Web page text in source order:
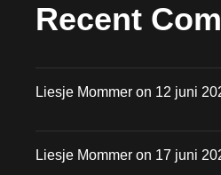
Recent
Liesje Mommer on 12 juni
Liesje Mommer on 17 juni